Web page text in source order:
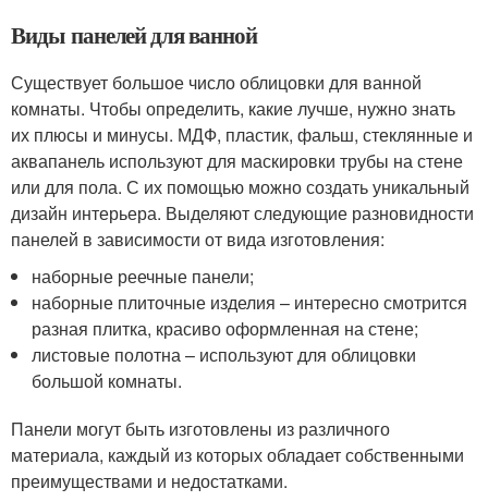
Виды панелей для ванной
Существует большое число облицовки для ванной
комнаты. Чтобы определить, какие лучше, нужно знать
их плюсы и минусы. МДФ, пластик, фальш, стеклянные и
аквапанель используют для маскировки трубы на стене
или для пола. С их помощью можно создать уникальный
дизайн интерьера. Выделяют следующие разновидности
панелей в зависимости от вида изготовления:
наборные реечные панели;
наборные плиточные изделия – интересно смотрится
разная плитка, красиво оформленная на стене;
листовые полотна – используют для облицовки
большой комнаты.
Панели могут быть изготовлены из различного
материала, каждый из которых обладает собственными
преимуществами и недостатками.